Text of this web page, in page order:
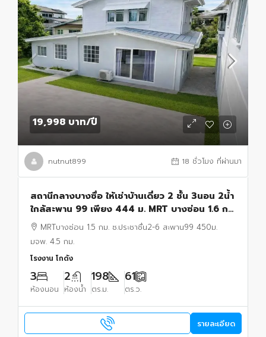
19,998 บาท/ปี
nutnut899 18 ชั่วโมง ที่ผ่านมา
สถานีกลางบางซื่อ ให้เช่าบ้านเดี่ยว 2 ชั้น 3นอน 2น้ำ
ใกล้สะพาน 99 เพียง 444 ม. MRT บางซ่อน 1.6 กม.
ประชาชื่น1-8 61ตร.ว. 198ตร.ม. 3แอร์
MRTบางซ่อน 1.5 กม. ซ.ประชาชื่น2-6 สะพาน99 450ม.
มจพ. 4.5 กม.
โรงงาน โกดัง
3
ห้องนอน
2
ห้องน้ำ
198
ตร.ม.
61
ตร.ว.
รายละเอียด